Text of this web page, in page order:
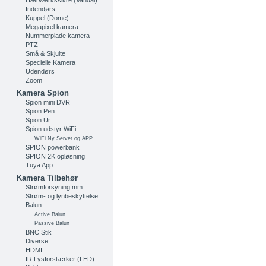
Indendørs
Kuppel (Dome)
Megapixel kamera
Nummerplade kamera
PTZ
Små & Skjulte
Specielle Kamera
Udendørs
Zoom
Kamera Spion
Spion mini DVR
Spion Pen
Spion Ur
Spion udstyr WiFi
WiFi Ny Server og APP
SPION powerbank
SPION 2K opløsning
Tuya App
Kamera Tilbehør
Strømforsyning mm.
Strøm- og lynbeskyttelse.
Balun
Active Balun
Passive Balun
BNC Stik
Diverse
HDMI
IR Lysforstærker (LED)